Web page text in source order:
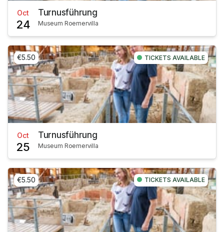
Oct
24
Turnusführung
Museum Roemervilla
€5.50 TICKETS AVAILABLE
Oct
25
Turnusführung
Museum Roemervilla
€5.50 TICKETS AVAILABLE